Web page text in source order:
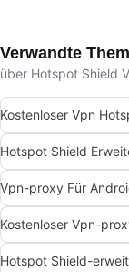
Verwandte
über Hotspot Shield
Kostenloser Vpn
Hotspot Shield
Vpn-proxy Für
Kostenloser Vpn-
Hotspot Shield-